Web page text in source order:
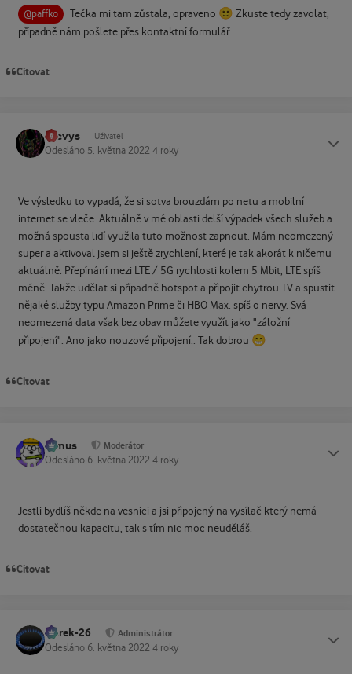
@paffko Tečka mi tam zůstala, opraveno 🙂 Zkuste tedy zavolat,
případně nám pošlete přes kontaktní formulář...
Citovat
becvys Uživatel
Odesláno 5. května 2022 4 roky
Ve výsledku to vypadá, že si sotva brouzdám po netu a mobilní
internet se vleče. Aktuálně v mé oblasti delší výpadek všech služeb a
možná spousta lidí využila tuto možnost zapnout. Mám neomezený
super a aktivoval jsem si ještě zrychlení, které je tak akorát k ničemu
aktuálně. Přepínání mezi LTE / 5G rychlosti kolem 5 Mbit, LTE spíš
méně. Takže udělat si případně hotspot a připojit chytrou TV a spustit
nějaké služby typu Amazon Prime či HBO Max. spíš o nervy. Svá
neomezená data však bez obav můžete využít jako "záložní
připojení". Ano jako nouzové připojení.. Tak dobrou 😁
Citovat
tomus Moderátor
Odesláno 6. května 2022 4 roky
Jestli bydlíš někde na vesnici a jsi připojený na vysílač který nemá
dostatečnou kapacitu, tak s tím nic moc neuděláš.
Citovat
Marek-26 Administrátor
Odesláno 6. května 2022 4 roky